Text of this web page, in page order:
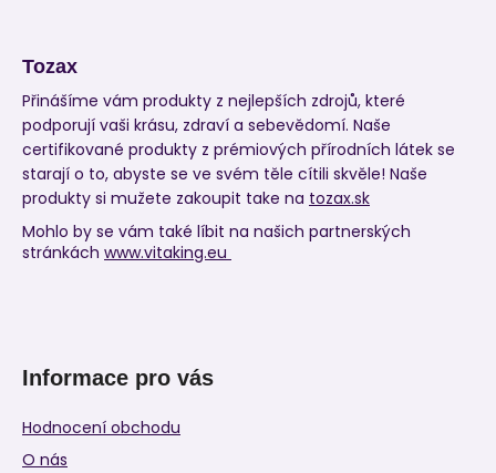
Tozax
Přinášíme vám produkty z nejlepších zdrojů, které
podporují vaši krásu, zdraví a sebevědomí. Naše
certifikované produkty z prémiových přírodních látek se
starají o to, abyste se ve svém těle cítili skvěle! Naše
produkty si mužete zakoupit take na tozax.sk
Mohlo by se vám také líbit na našich partnerských
stránkách www.vitaking.eu
Informace pro vás
Hodnocení obchodu
O nás